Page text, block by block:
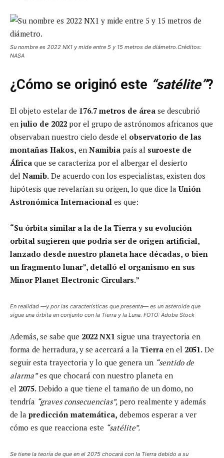
Su nombre es 2022 NX1 y mide entre 5 y 15 metros de diámetro.Créditos:
NASA
¿Cómo se originó este “satélite”?
El objeto estelar de 176.7 metros de área se descubrió
en julio de 2022 por el grupo de astrónomos africanos que
observaban nuestro cielo desde el observatorio de las
montañas Hakos, en Namibia país al suroeste de
África que se caracteriza por el albergar el desierto
del Namib. De acuerdo con los especialistas, existen dos
hipótesis que revelarían su origen, lo que dice laUnión
Astronómica Internacional es que:
“Su órbita similar a la de la Tierra y su evolución
orbital sugieren que podría ser de origen artificial,
lanzado desde nuestro planeta hace décadas, o bien
un fragmento lunar”, detalló el organismo en sus
Minor Planet Electronic Circulars.”
En realidad —y por las características que presenta— es un asteroide que
sigue una órbita en conjunto con la Tierra y la Luna. FOTO: Adobe Stock
Además, se sabe que 2022 NX1 sigue una trayectoria en
forma de herradura, y se acercará a la Tierra en el 2051. De
seguir esta trayectoria y lo que genera un “sentido de
alarma”es que chocará con nuestro planeta en
el 2075. Debido a que tiene el tamaño de un domo, no
tendría “graves consecuencias”, pero realmente y además
de la predicción matemática, debemos esperar a ver
cómo es que reacciona este “satélite”.
Se tiene la teoría de que en el 2075 chocará con la Tierra debido a su